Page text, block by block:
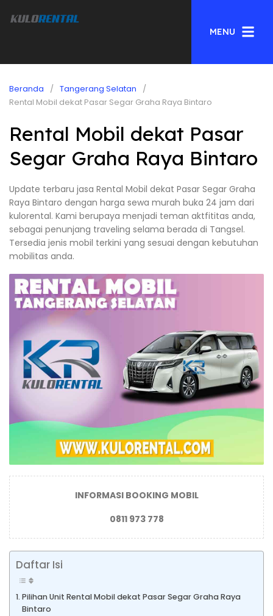
MENU
Beranda
Tangerang Selatan
Rental Mobil dekat Pasar Segar Graha Raya Bintaro
Rental Mobil dekat Pasar
Segar Graha Raya Bintaro
Update terbaru jasa Rental Mobil dekat Pasar Segar Graha
Raya Bintaro dengan harga sewa murah buka 24 jam dari
kulorental. Kami berupaya menjadi teman aktfititas anda,
sebagai penunjang traveling selama berada di Tangsel.
Tersedia jenis mobil terkini yang sesuai dengan kebutuhan
mobilitas anda.
INFORMASI BOOKING MOBIL
0811 973 778
Daftar Isi
Pilihan Unit Rental Mobil dekat Pasar Segar Graha Raya
Bintaro